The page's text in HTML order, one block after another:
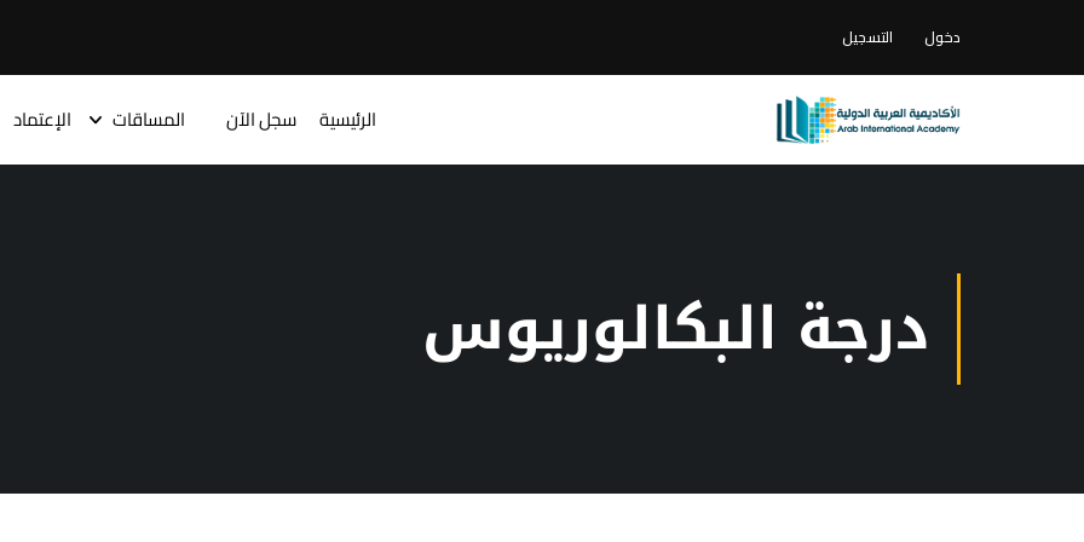
دخول التسجيل
الرئيسية سجل الآن المساقات الإعتماد
درجة البكالوريوس